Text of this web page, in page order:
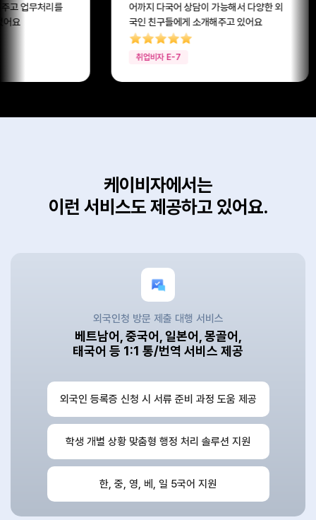
해서 다양한 외
고 있어요
후 늦은 시간까지 비자상담 접수가 가능하
니깐 너무 좋아요
투자비자 D-8
케이비자에서는
이런 서비스도 제공하고 있어요.
외국인청 방문 제출 대행 서비스
베트남어, 중국어, 일본어, 몽골어,
태국어 등 1:1 통/번역 서비스 제공
외국인 등록증 신청 시 서류 준비 과정 도움 제공
학생 개별 상황 맞춤형 행정 처리 솔루션 지원
한, 중, 영, 베, 일 5국어 지원